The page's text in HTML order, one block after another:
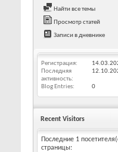
Найти все темы
Просмотр статей
Записи в дневнике
Регистрация
Последняя
активность
Blog Entries 0
Recent Visitors
Последние 1
страницы: